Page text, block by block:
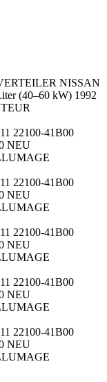
NISSAN
(40–60 kW) 1992